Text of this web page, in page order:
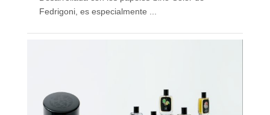
Fedrigoni, es especialmente ...